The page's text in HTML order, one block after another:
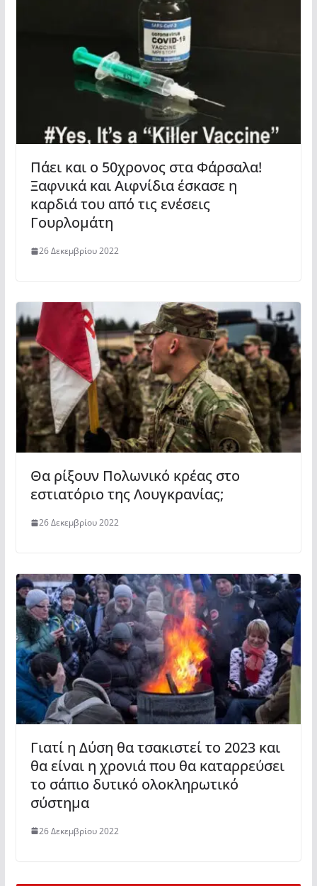
Πάει και ο 50χρονος στα Φάρσαλα!
Ξαφνικά και Αιφνίδια έσκασε η
καρδιά του από τις ενέσεις
Γουρλομάτη
26 Δεκεμβρίου 2022
Θα ρίξουν Πολωνικό κρέας στο
εστιατόριο της Λουγκρανίας;
26 Δεκεμβρίου 2022
Γιατί η Δύση θα τσακιστεί το 2023 και
θα είναι η χρονιά που θα καταρρεύσει
το σάπιο δυτικό ολοκληρωτικό
σύστημα
26 Δεκεμβρίου 2022